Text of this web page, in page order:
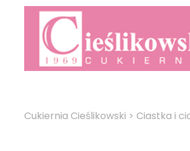
Cukiernia Cieślikowski > Ciastka i